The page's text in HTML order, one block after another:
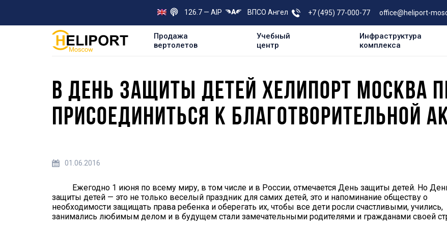
126.7 — AIP ВПСО Ангел +7 (495) 77-000-77 office@heliport-
Продажа
вертолетов
Учебный
центр
Инфраструктура
комплекса
В ДЕНЬ ЗАЩИТЫ ДЕТЕЙ ХЕЛИПОРТ МОСКВА
ПРИСОЕДИНИТЬСЯ К БЛАГОТВОРИТЕЛЬНОЙ
01.06.2016
Ежегодно 1 июня по всему миру, в том числе и в России, отмечается День защиты детей. Но
защиты детей — это не только веселый праздник для самих детей, это и напоминание обществу о
необходимости защищать права ребенка и оберегать их, чтобы все дети росли счастливыми, учились,
занимались любимым делом и в будущем стали замечательными родителями и гражданами своей